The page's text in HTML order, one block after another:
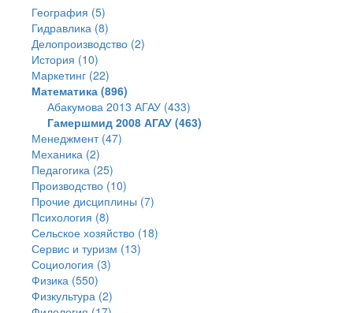
География (5)
Гидравлика (8)
Делопроизводство (2)
История (10)
Маркетинг (22)
Математика (896)
Абакумова 2013 АГАУ (433)
Гамершмид 2008 АГАУ (463)
Менеджмент (47)
Механика (2)
Педагогика (25)
Производство (10)
Прочие дисциплины (7)
Психология (8)
Сельское хозяйство (18)
Сервис и туризм (13)
Социология (3)
Физика (550)
Физкультура (2)